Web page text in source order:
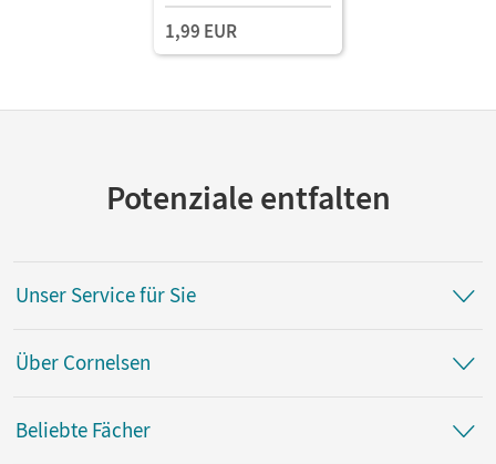
1,99 EUR
Potenziale entfalten
Unser Service für Sie
Über Cornelsen
Beliebte Fächer